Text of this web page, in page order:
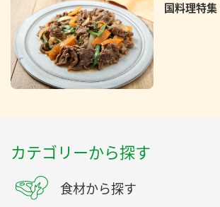
国料理特集
カテゴリーから探す
食材から探す